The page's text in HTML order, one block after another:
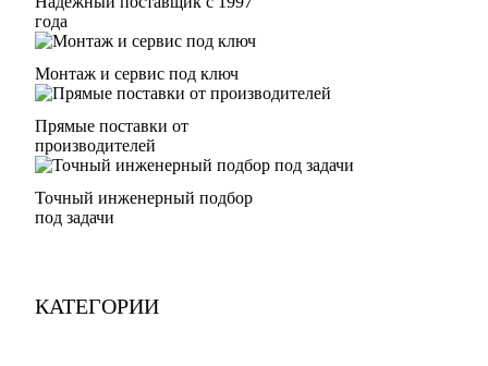
года
Монтаж и сервис под ключ
Прямые поставки от
производителей
Точный инженерный подбор
под задачи
КАТЕГОРИИ